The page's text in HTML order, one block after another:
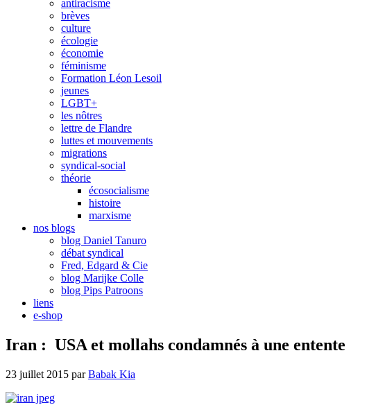
antiracisme
brèves
culture
écologie
économie
féminisme
Formation Léon Lesoil
jeunes
LGBT+
les nôtres
lettre de Flandre
luttes et mouvements
migrations
syndical-social
théorie
écosocialisme
histoire
marxisme
nos blogs
blog Daniel Tanuro
débat syndical
Fred, Edgard & Cie
blog Marijke Colle
blog Pips Patroons
liens
e-shop
Iran : USA et mollahs condamnés à une entente
23 juillet 2015 parBabak Kia